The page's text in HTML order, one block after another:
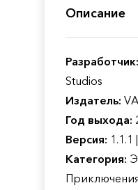
Описание
Разработчик:
Studios
Издатель:
Год выхода:
Версия: 1.1.1
Категория: